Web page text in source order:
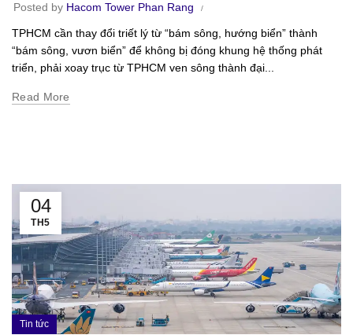
Posted by Hacom Tower Phan Rang
TPHCM cần thay đổi triết lý từ “bám sông, hướng biển” thành
“bám sông, vươn biển” để không bị đóng khung hệ thống phát
triển, phải xoay trục từ TPHCM ven sông thành đại...
Read More
04
TH5
Tin tức